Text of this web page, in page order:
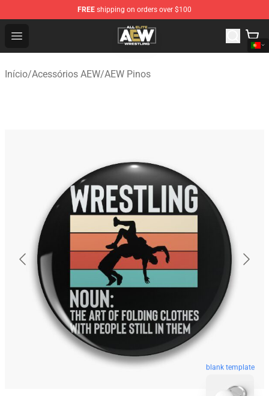
FREE shipping on orders over $100
Open menu
Aew Shop ⚡️ Official Aew Merchandise Store
Início/Acessórios AEW/AEW Pinos
blank template